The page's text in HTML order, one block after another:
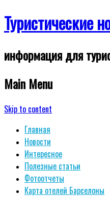
Туристические
информация для
Main Menu
Skip to content
Главная
Новости
Интересное
Полезные статьи
Фотоотчеты
Карта отелей Барселоны